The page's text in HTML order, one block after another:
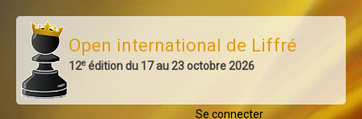
contenu
principal
Open international de Liffré
12e édition du 17 au 23 octobre 2026
Se connecter